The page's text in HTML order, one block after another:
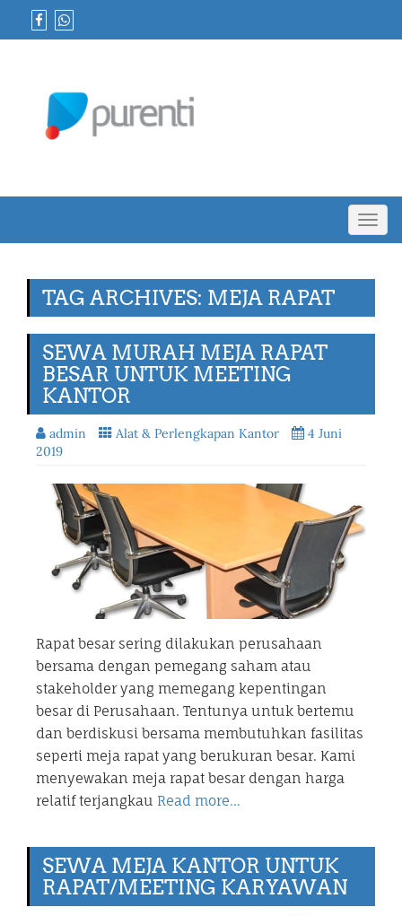
TAG ARCHIVES: MEJA RAPAT
SEWA MURAH MEJA RAPAT
BESAR UNTUK MEETING
KANTOR
admin Alat & Perlengkapan Kantor
4 Juni
2019
Rapat besar sering dilakukan perusahaan
bersama dengan pemegang saham atau
stakeholder yang memegang kepentingan
besar di Perusahaan. Tentunya untuk bertemu
dan berdiskusi bersama membutuhkan fasilitas
seperti meja rapat yang berukuran besar. Kami
menyewakan meja rapat besar dengan harga
relatif terjangkau Read more…
SEWA MEJA KANTOR UNTUK
RAPAT/MEETING KARYAWAN